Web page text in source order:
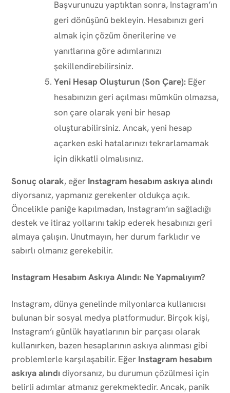
Başvurunuzu yaptıktan sonra, Instagram’ın
geri dönüşünü bekleyin. Hesabınızı geri
almak için çözüm önerilerine ve
yanıtlarına göre adımlarınızı
şekillendirebilirsiniz.
Yeni Hesap Oluşturun (Son Çare): Eğer
hesabınızın geri açılması mümkün olmazsa,
son çare olarak yeni bir hesap
oluşturabilirsiniz. Ancak, yeni hesap
açarken eski hatalarınızı tekrarlamamak
için dikkatli olmalısınız.
Sonuç olarak, eğer Instagram hesabım askıya alındı
diyorsanız, yapmanız gerekenler oldukça açık.
Öncelikle paniğe kapılmadan, Instagram’ın sağladığı
destek ve itiraz yollarını takip ederek hesabınızı geri
almaya çalışın. Unutmayın, her durum farklıdır ve
sabırlı olmanız gerekebilir.
Instagram Hesabım Askıya Alındı: Ne Yapmalıyım?
Instagram, dünya genelinde milyonlarca kullanıcısı
bulunan bir sosyal medya platformudur. Birçok kişi,
Instagram’ı günlük hayatlarının bir parçası olarak
kullanırken, bazen hesaplarının askıya alınması gibi
problemlerle karşılaşabilir. Eğer Instagram hesabım
askıya alındı diyorsanız, bu durumun çözülmesi için
belirli adımlar atmanız gerekmektedir. Ancak, panik